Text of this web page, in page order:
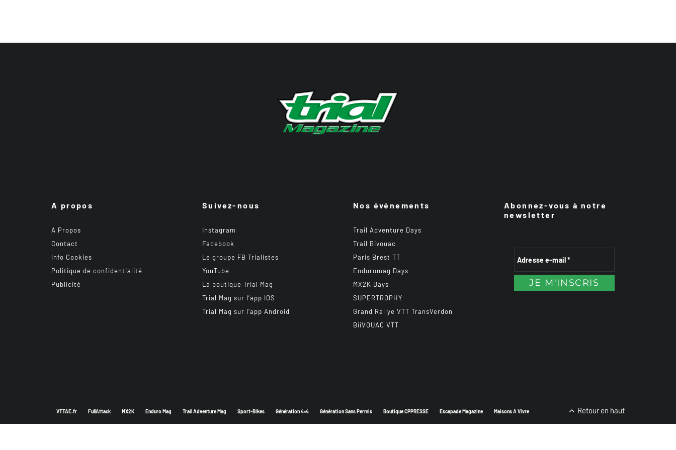
A propos
A Propos
Contact
Info Cookies
Politique de confidentialité
Publicité
Suivez-nous
Instagram
Facebook
Le groupe FB Trialistes
YouTube
La boutique Trial Mag
Trial Mag sur l’app IOS
Trial Mag sur l’app Android
Nos événements
Trail Adventure Days
Trail Bivouac
Paris Brest TT
Enduromag Days
MX2K Days
SUPERTROPHY
Grand Rallye VTT TransVerdon
BiiVOUAC VTT
Abonnez-vous à notre
newsletter
VTTAE.fr FullAttack MX2K Enduro Mag Trail Adventure Mag Sport-Bikes Génération 4×4 Génération Sans Permis Boutique CPPRESSE Escapade Magazine Maisons A Vivre Retour en haut